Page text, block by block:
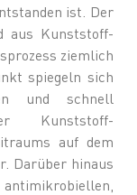
ist. Der
aus Kunststoff-
ziemlich
spiegeln sich
und schnell
Kunststoff-
auf dem
Darüber hinaus